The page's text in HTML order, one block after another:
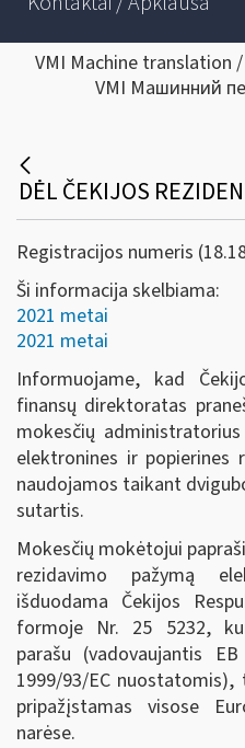
VMI Machine
VMI Машинний
Registracijos numeris
Ši informacija skelbiama:
2021 metai
2021 metai
Informuojame, kad
finansų direktoratas
mokesčių
elektronines ir popierines
naudojamos taikant
sutartis.
Mokesčių mokėtojui
rezidavimo pažymą
išduodama Čekijos
formoje Nr. 25 5232,
parašu (vadovaujantis
1999/93/EC
pripažįstamas visose
narėse.